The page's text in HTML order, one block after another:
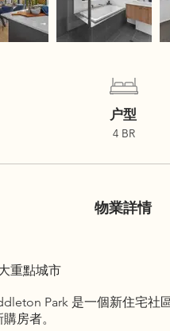
物業詳情
重點城市
Park 是一個新住宅
房者。
户型
4 BR